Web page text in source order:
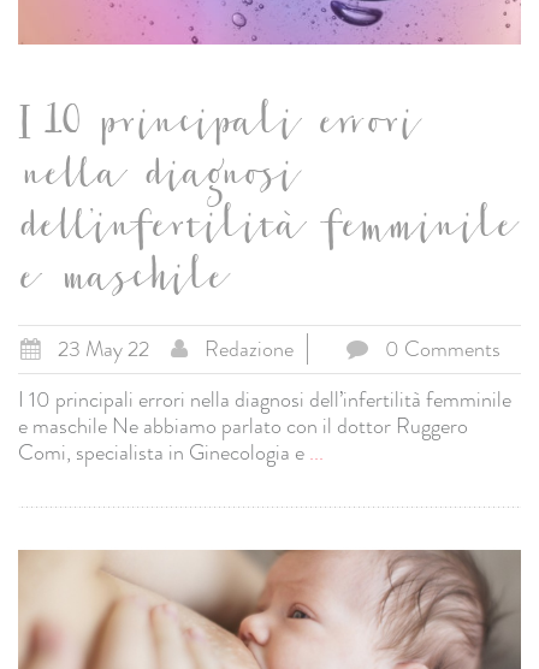
I 10 principali errori
nella diagnosi
dell’infertilità femminile
e maschile
23 May 22 Redazione
0 Comments
I 10 principali errori nella diagnosi dell’infertilità femminile
e maschile Ne abbiamo parlato con il dottor Ruggero
Comi, specialista in Ginecologia e...